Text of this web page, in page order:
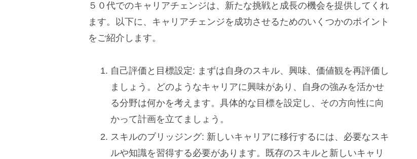
５０代でのキャリアチェンジは、新たな挑戦と成長の機会を提供してくれ
ます。以下に、キャリアチェンジを成功させるためのいくつかのポイント
をご紹介します。
自己評価と目標設定: まずは自身のスキル、興味、価値観を再評価し
ましょう。どのようなキャリアに興味があり、自身の強みを活かせ
る分野は何かを考えます。具体的な目標を設定し、その方向性に向
かって計画を立てましょう。
スキルのブリッジング: 新しいキャリアに移行するには、必要なスキ
ルや知識を習得する必要があります。既存のスキルと新しいキャリ